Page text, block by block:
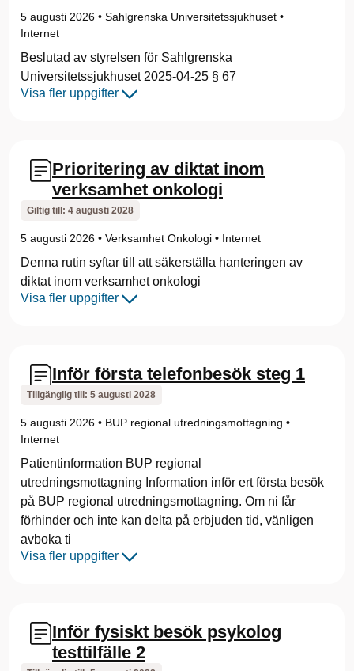
s
s
s
e
5 augusti 2026 • Sahlgrenska Universitetssjukhuset •
Internet
Beslutad av styrelsen för Sahlgrenska
Universitetssjukhuset 2025-04-25 § 67
Visa fler uppgifter
Prioritering av diktat inom
verksamhet onkologi
Giltig till: 4 augusti 2028
5 augusti 2026 • Verksamhet Onkologi • Internet
Denna rutin syftar till att säkerställa hanteringen av
diktat inom verksamhet onkologi
Visa fler uppgifter
Inför första telefonbesök steg 1
Tillgänglig till: 5 augusti 2028
5 augusti 2026 • BUP regional utredningsmottagning •
Internet
Patientinformation BUP regional
utredningsmottagning Information inför ert första besök
på BUP regional utredningsmottagning. Om ni får
förhinder och inte kan delta på erbjuden tid, vänligen
avboka ti
Visa fler uppgifter
Inför fysiskt besök psykolog
testtilfälle 2